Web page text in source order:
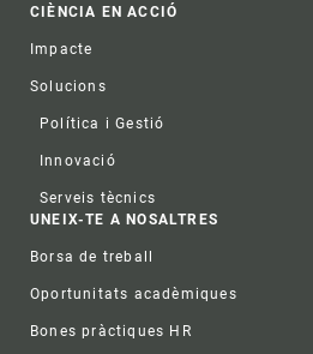
CIÈNCIA EN ACCIÓ
Impacte
Solucions
Política i Gestió
Innovació
Serveis tècnics
UNEIX-TE A NOSALTRES
Borsa de treball
Oportunitats acadèmiques
Bones pràctiques HR